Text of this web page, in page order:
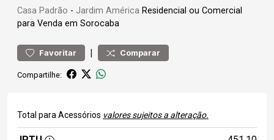
Casa Padrão - Jardim América Residencial ou Comercial
para Venda em Sorocaba
Favoritar | Comparar
Compartilhe:
Total para Acessórios valores sujeitos a alteração.